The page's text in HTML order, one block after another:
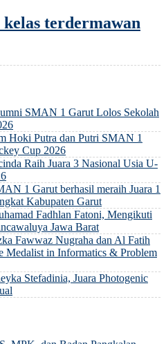
terdermawan
SMAN 1 Garut Lolos Sekolah
Hoki Putra dan Putri SMAN 1
Cup 2026
Raih Juara 3 Nasional Usia U-
1 Garut berhasil meraih Juara 1
Kabupaten Garut
Fadhlan Fatoni, Mengikuti
Jawa Barat
Fawwaz Nugraha dan Al Fatih
Medalist in Informatics & Problem
Stefadinia, Juara Photogenic